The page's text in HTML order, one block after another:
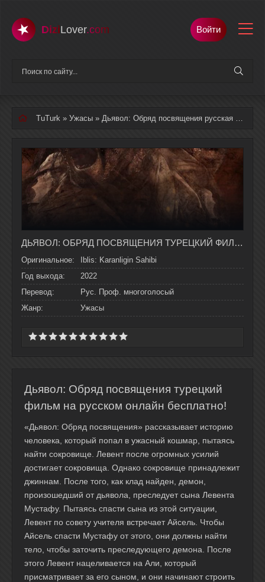
DiziLover.com Войти
TuTurk » Ужасы » Дьявол: Обряд посвящения русская озвучка полностью смотреть онлайн
ДЬЯВОЛ: ОБРЯД ПОСВЯЩЕНИЯ ТУРЕЦКИЙ ФИЛЬМ НА РУССКОМ ЯЗЫКЕ В ХОРОШЕМ КАЧЕСТВЕ
Оригинальное:
Iblis: Karanligin Sahibi
Год выхода:
2022
Перевод:
Рус. Проф. многоголосый
Жанр:
Ужасы
Дьявол: Обряд посвящения турецкий
фильм на русском онлайн бесплатно!
«Дьявол: Обряд посвящения» рассказывает историю
человека, который попал в ужасный кошмар, пытаясь
найти сокровище. Левент после огромных усилий
достигает сокровища. Однако сокровище принадлежит
джиннам. После того, как клад найден, демон,
произошедший от дьявола, преследует сына Левента
Мустафу. Пытаясь спасти сына из этой ситуации,
Левент по совету учителя встречает Айсель. Чтобы
Айсель спасти Мустафу от этого, они должны найти
тело, чтобы заточить преследующего демона. После
этого Левент нацеливается на Али, который
присматривает за его сыном, и они начинают строить